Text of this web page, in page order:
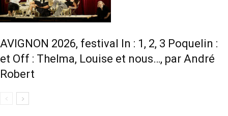
AVIGNON 2026, festival In : 1, 2, 3 Poquelin :
et Off : Thelma, Louise et nous…, par André
Robert